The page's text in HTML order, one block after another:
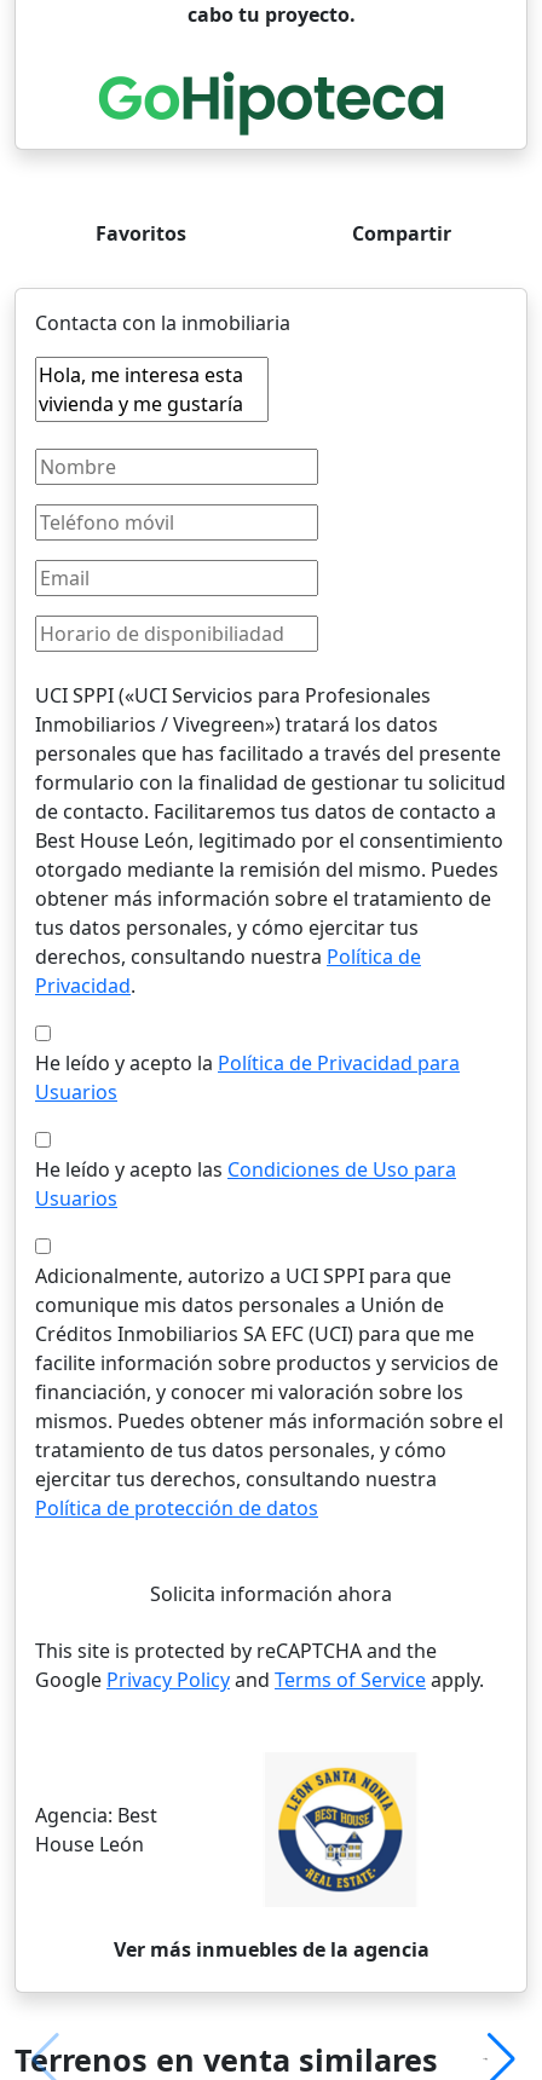
cabo tu proyecto.
Favoritos Compartir
Contacta con la inmobiliaria
UCI SPPI («UCI Servicios para Profesionales
Inmobiliarios / Vivegreen») tratará los datos
personales que has facilitado a través del presente
formulario con la finalidad de gestionar tu solicitud
de contacto. Facilitaremos tus datos de contacto a
Best House León, legitimado por el consentimiento
otorgado mediante la remisión del mismo. Puedes
obtener más información sobre el tratamiento de
tus datos personales, y cómo ejercitar tus
derechos, consultando nuestra Política de
Privacidad.
He leído y acepto la Política de Privacidad para
Usuarios
He leído y acepto las Condiciones de Uso para
Usuarios
Adicionalmente, autorizo a UCI SPPI para que
comunique mis datos personales a Unión de
Créditos Inmobiliarios SA EFC (UCI) para que me
facilite información sobre productos y servicios de
financiación, y conocer mi valoración sobre los
mismos. Puedes obtener más información sobre el
tratamiento de tus datos personales, y cómo
ejercitar tus derechos, consultando nuestra
Política de protección de datos
Solicita información ahora
This site is protected by reCAPTCHA and the
Google Privacy Policyand Terms of Serviceapply.
Agencia: Best
House León
Ver más inmuebles de la agencia
Terrenos en venta similares